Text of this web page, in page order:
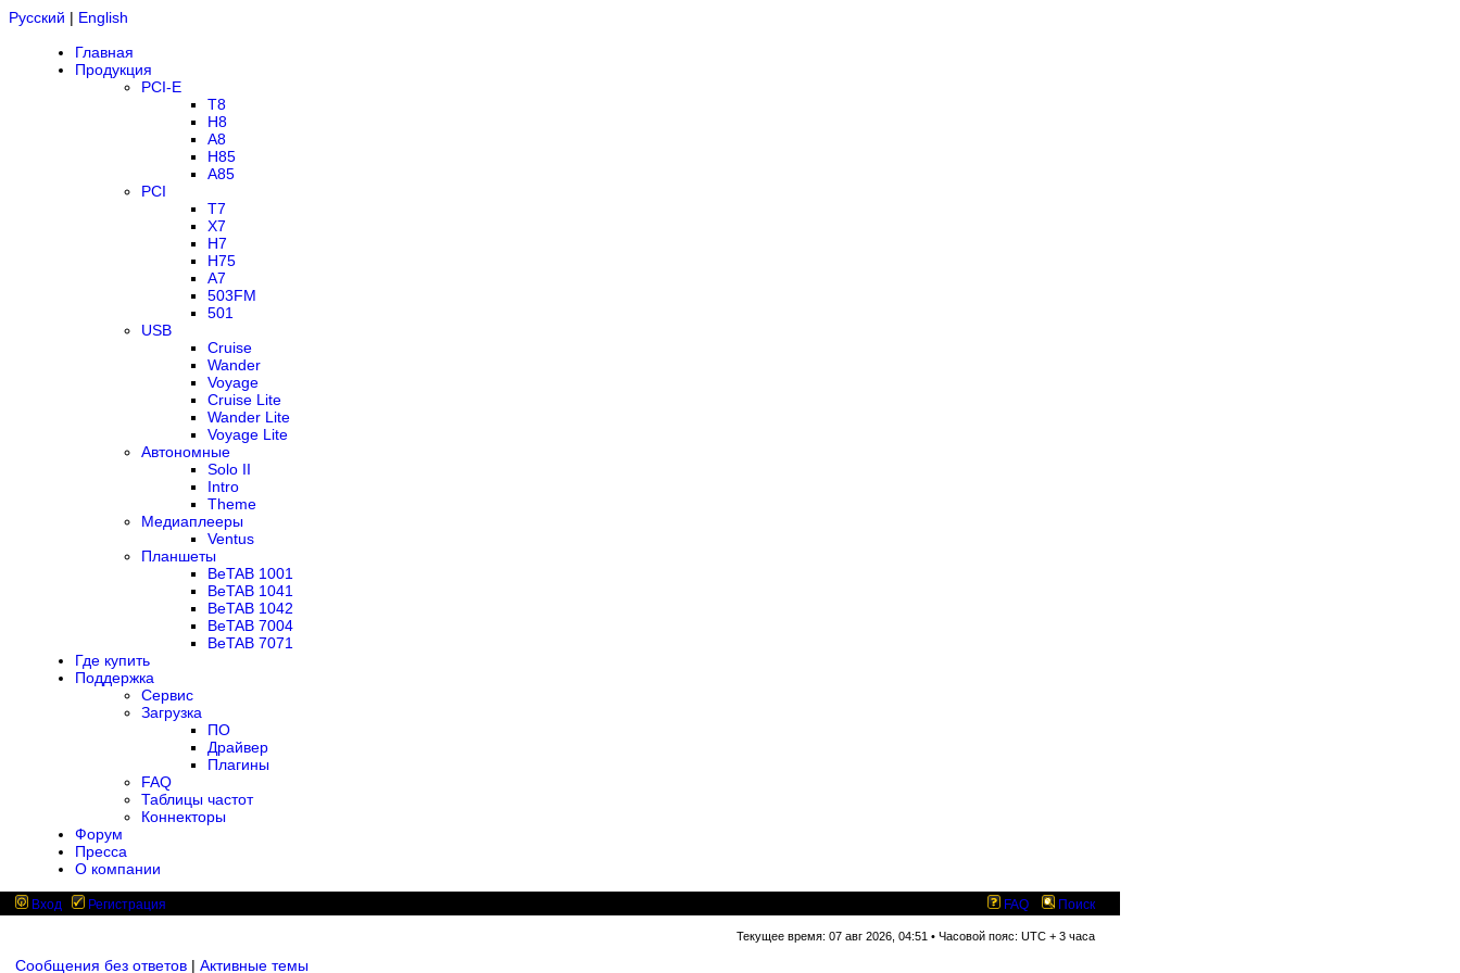
Русский | English
Главная
Продукция
PCI-E
T8
H8
A8
H85
A85
PCI
T7
X7
H7
H75
A7
503FM
501
USB
Cruise
Wander
Voyage
Cruise Lite
Wander Lite
Voyage Lite
Автономные
Solo II
Intro
Theme
Медиаплееры
Ventus
Планшеты
BeTAB 1001
BeTAB 1041
BeTAB 1042
BeTAB 7004
BeTAB 7071
Где купить
Поддержка
Сервис
Загрузка
ПО
Драйвер
Плагины
FAQ
Таблицы частот
Коннекторы
Форум
Пресса
О компании
Вход Регистрация FAQ Поиск
Текущее время: 07 авг 2026, 04:51 • Часовой пояс: UTC + 3 часа
Сообщения без ответов | Активные темы